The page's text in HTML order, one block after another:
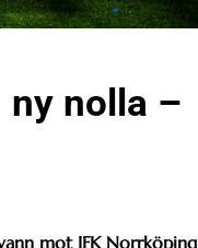
ny nolla –
mot IFK Norrköping